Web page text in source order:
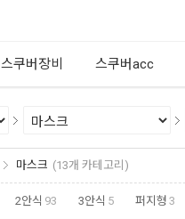
스쿠버장비 스쿠버acc
마스크 (13개 카테고리)
2안식 93 3안식 5 퍼지형 3